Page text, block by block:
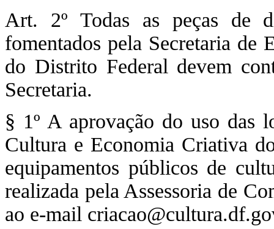
Art. 2º Todas as peças de
fomentados pela Secretaria de
do Distrito Federal devem
Secretaria.
§ 1º A aprovação do uso das
Cultura e Economia Criativa
equipamentos públicos de
realizada pela Assessoria de
ao e-mail